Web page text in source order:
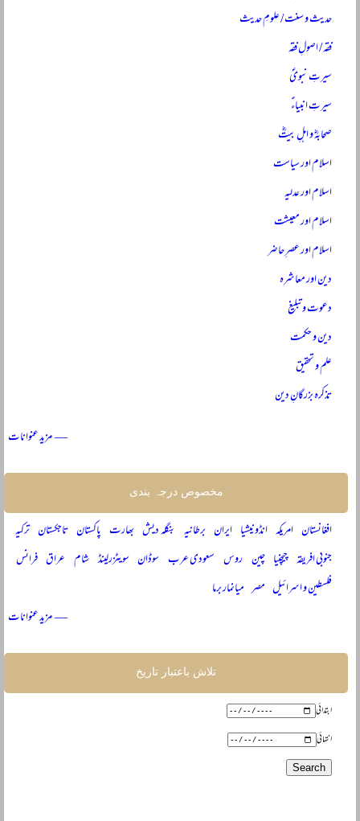
حدیث و سنت / علومِ حدیث
فقہ / اصولِ فقہ
سیرتِ نبویؐ
سیرتِ انبیاءؑ
صحابہؓ و اہلِ بیتؓ
اسلام اور سیاست
اسلام اور عدلیہ
اسلام اور معیشت
اسلام اور عصرِ حاضر
دین اور معاشرہ
دعوت و تبلیغ
دین و حکمت
علم و تحقیق
تذکرہ بزرگانِ دین
— مزید عنوانات
مخصوص درجہ بندی
افغانستان امریکہ انڈونیشیا ایران برطانیہ بنگلہ دیش بھارت پاکستان تاجکستان ترکیہ
جنوبی افریقہ چیچنیا چین روس سعودی عرب سوڈان سویٹزرلینڈ شام عراق فرانس
فلسطین و اسرائیل مصر میانمار برما
— مزید عنوانات
تلاش باعتبار تاریخ
ابتدائی
انتہائی